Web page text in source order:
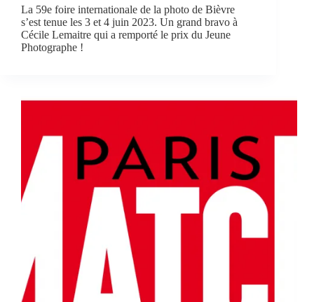
La 59e foire internationale de la photo de Bièvre
s’est tenue les 3 et 4 juin 2023. Un grand bravo à
Cécile Lemaitre qui a remporté le prix du Jeune
Photographe !